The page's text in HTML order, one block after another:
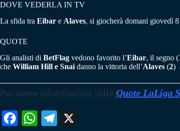
DOVE VEDERLA IN TV
La sfida tra Eibar e Alaves, si giocherà domani giovedì
QUOTE
Gli analisti di BetFlag vedono favorito l’Eibar, il segno (
che William Hill e Snai danno la vittoria dell’Alaves (2)
Per avere informazioni sulle Quote LaLiga
Fa W
Te